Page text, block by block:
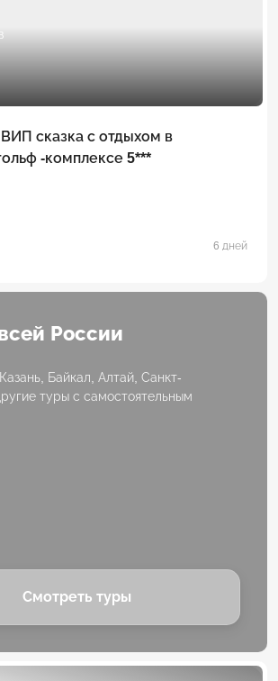
ВИП сказка с отдыхом в
-комплексе 5***
6 дней
России
Байкал, Алтай, Санкт-
туры с самостоятельным
Смотреть туры